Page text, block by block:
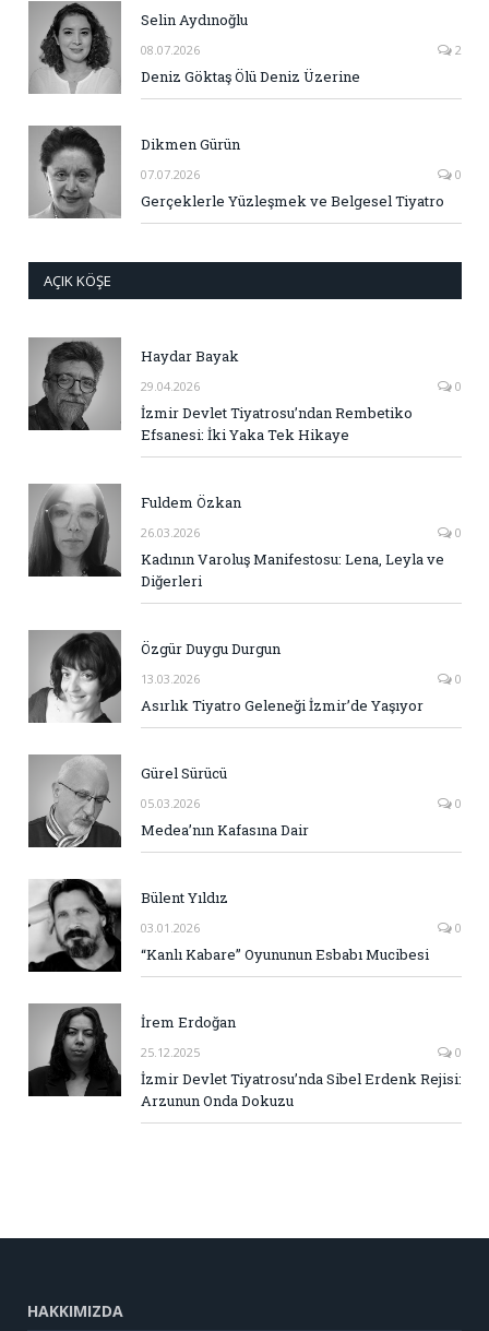
Selin Aydınoğlu
08.07.2026 2
Deniz Göktaş Ölü Deniz Üzerine
Dikmen Gürün
07.07.2026 0
Gerçeklerle Yüzleşmek ve Belgesel Tiyatro
AÇIK KÖŞE
Haydar Bayak
29.04.2026 0
İzmir Devlet Tiyatrosu’ndan Rembetiko
Efsanesi: İki Yaka Tek Hikaye
Fuldem Özkan
26.03.2026 0
Kadının Varoluş Manifestosu: Lena, Leyla ve
Diğerleri
Özgür Duygu Durgun
13.03.2026 0
Asırlık Tiyatro Geleneği İzmir’de Yaşıyor
Gürel Sürücü
05.03.2026 0
Medea’nın Kafasına Dair
Bülent Yıldız
03.01.2026 0
“Kanlı Kabare” Oyununun Esbabı Mucibesi
İrem Erdoğan
25.12.2025 0
İzmir Devlet Tiyatrosu’nda Sibel Erdenk Rejisi:
Arzunun Onda Dokuzu
HAKKIMIZDA